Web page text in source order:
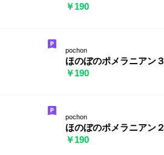
￥190
pochon
ほのぼのポメラニアン３
￥190
pochon
ほのぼのポメラニアン２
￥190